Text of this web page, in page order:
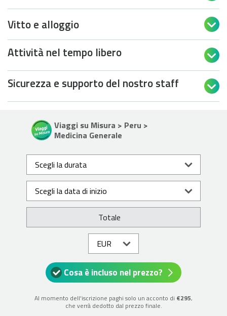
Vitto e alloggio 
Attività nel tempo libero 
Sicurezza e supporto del nostro staff 
Viaggi su Misura > Peru >
Medicina Generale
Totale
Cosa è incluso nel prezzo?
Al momento dell'iscrizione paghi solo un acconto di €295,
che verrà dedotto dal prezzo finale.